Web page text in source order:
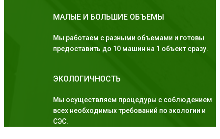
МАЛЫЕ И БОЛЬШИЕ ОБЪЕМЫ
Мы работаем с разными объемами и готовы
предоставить до 10 машин на 1 объект сразу.
ЭКОЛОГИЧНОСТЬ
Мы осуществляем процедуры с соблюдением
всех необходимых требований по экологии и
СЭС.